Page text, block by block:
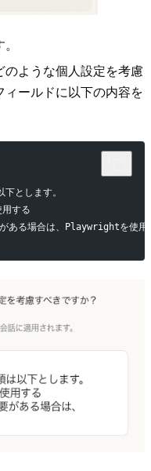
のような個人設定を考慮
ールドに以下の内容を
とします。
する
ある場合は、Playwrightを使用